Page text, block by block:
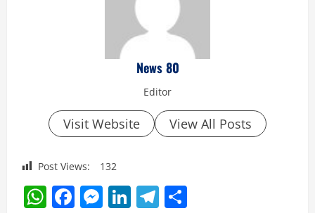
News 80
Editor
Visit Website View All Posts
Post Views: 132
WhatsApp
Facebook
Messenger
LinkedIn
Telegram